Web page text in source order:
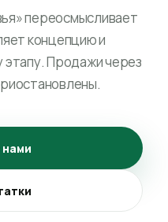
переосмысливает
концепцию и
Продажи через
нами